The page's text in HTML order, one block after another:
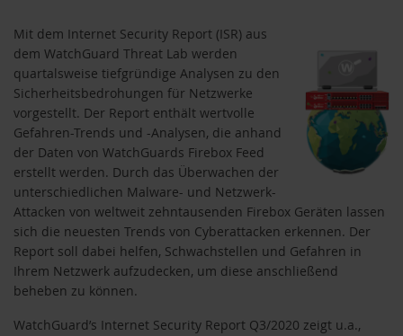
Mit dem Internet Security Report (ISR) aus
dem WatchGuard Threat Lab werden
quartalsweise tiefgründige Analysen zu den
Sicherheitsbedrohungen für Netzwerke
vorgestellt. Der Report enthält wertvolle
Gefahren-Trends und -Analysen, die anhand
der Daten von WatchGuards Firebox Feed
erstellt werden. Durch das Überwachen der
unterschiedlichen Malware- und Netzwerk-
Attacken von weltweit zehntausenden Firebox Geräten lassen
sich die neuesten Trends von Cyberattacken erkennen. Der
Report soll dabei helfen, Schwachstellen und Gefahren in
Ihrem Netzwerk aufzudecken, um diese anschließend
beheben zu können.
WatchGuard’s Internet Security Report Q3/2020 zeigt u.a.,